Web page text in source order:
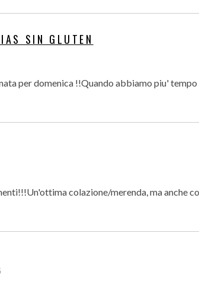
SIN GLUTEN
per domenica !!Quando abbiamo piu' tempo
colazione/merenda, ma anche